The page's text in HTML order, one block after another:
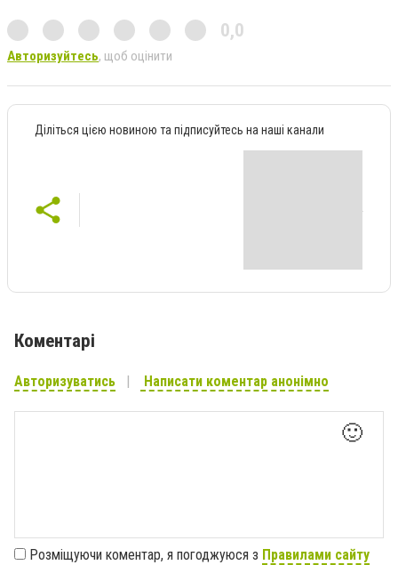
0,0
Авторизуйтесь, щоб оцінити
Діліться цією новиною та підписуйтесь на наші канали
Коментарі
Авторизуватись Написати коментар анонімно
🙂
Розміщуючи коментар, я погоджуюся з Правилами сайту